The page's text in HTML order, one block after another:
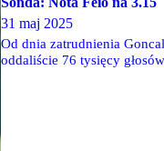
31 maj 2025
Od dnia zatrudnienia
oddaliście 76 tysięcy